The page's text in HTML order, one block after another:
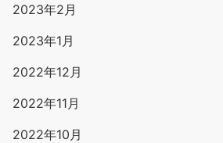
2023年2月
2023年1月
2022年12月
2022年11月
2022年10月